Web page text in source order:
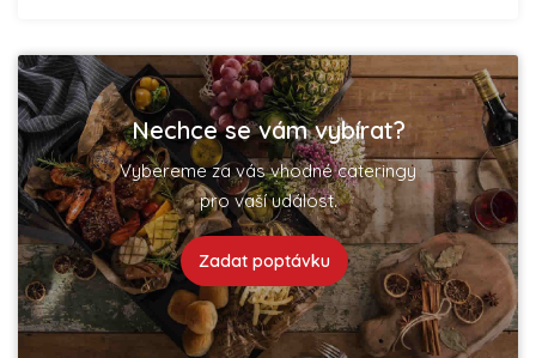
Nechce se vám vybírat?
Vybereme za vás vhodné cateringy
pro vaší událost.
Zadat poptávku